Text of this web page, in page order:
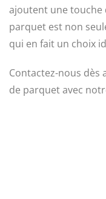
ajoutent une touche
parquet est non
qui en fait un choix
Contactez-nous dès
de parquet avec